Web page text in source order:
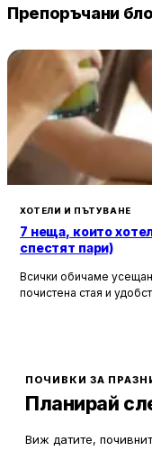
Препоръчани
ХОТЕЛИ И ПЪТУВАНЕ
7 неща, които
спестят пари)
Всички обичаме
почистена стая и
ПОЧИВКИ ЗА
Планирай
Виж датите,